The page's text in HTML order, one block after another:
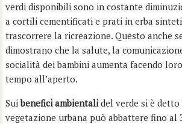
verdi disponibili sono in costante
a cortili cementificati e prati in erba
trascorrere la ricreazione. Questo anche
dimostrano che la salute, la
socialità dei bambini aumenta facendo
tempo all’aperto.
Suibenefici ambientalidel verde si è detto
vegetazione urbana può abbattere fino al